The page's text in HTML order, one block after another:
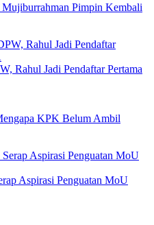
Pimpin Kembali
Rahul Jadi Pendaftar Pertama
KPK Belum Ambil
Aspirasi Penguatan MoU